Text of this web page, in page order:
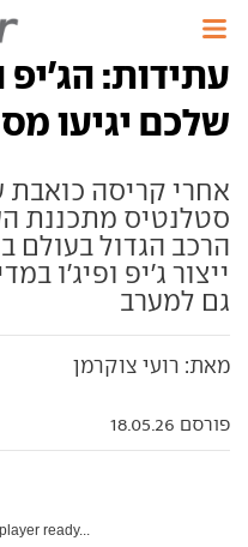
עתידות: הג'יפ
שלכם יגיעו
אחרי קריסה כואבת
סטלנטיס מתכננת
הרכב הגדול בעולם
ייצור ג'יפ ופיג'ו
גם למערב
מאת: רועי צוקרמן
פורסם 18.05.26
player ready...